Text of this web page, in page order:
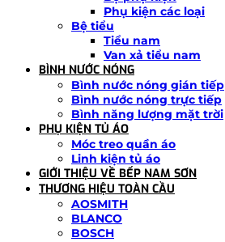
Phụ kiện các loại
Bệ tiểu
Tiểu nam
Van xả tiểu nam
BÌNH NƯỚC NÓNG
Bình nước nóng gián tiếp
Bình nước nóng trực tiếp
Bình năng lượng mặt trời
PHỤ KIỆN TỦ ÁO
Móc treo quần áo
Linh kiện tủ áo
GIỚI THIỆU VỀ BẾP NAM SƠN
THƯƠNG HIỆU TOÀN CẦU
AOSMITH
BLANCO
BOSCH